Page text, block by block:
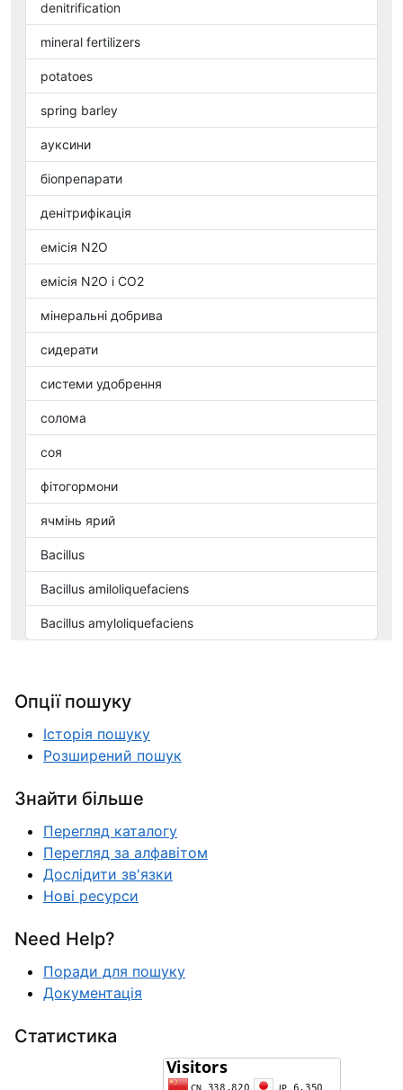
denitrification
mineral fertilizers
potatoes
spring barley
ауксини
біопрепарати
денітрифікація
емісія N2O
емісія N2O і CO2
мінеральні добрива
сидерати
системи удобрення
солома
соя
фітогормони
ячмінь ярий
Bacillus
Bacillus amiloliquefaciens
Bacillus amyloliquefaciens
Опції пошуку
Історія пошуку
Розширений пошук
Знайти більше
Перегляд каталогу
Перегляд за алфавітом
Дослідити зв'язки
Нові ресурси
Need Help?
Поради для пошуку
Документація
Статистика